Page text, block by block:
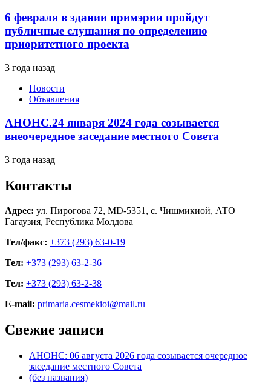
6 февраля в здании примэрии пройдут
публичные слушания по определению
приоритетного проекта
3 года назад
Новости
Объявления
АНОНС.24 января 2024 года созывается
внеочередное заседание местного Совета
3 года назад
Контакты
Адрес: ул. Пирогова 72, MD-5351, с. Чишмикиой, АТО
Гагаузия, Республика Молдова
Тел/факс: +373 (293) 63-0-19
Тел: +373 (293) 63-2-36
Тел: +373 (293) 63-2-38
E-mail: primaria.cesmekioi@mail.ru
Свежие записи
АНОНС: 06 августа 2026 года созывается очередное
заседание местного Совета
(без названия)